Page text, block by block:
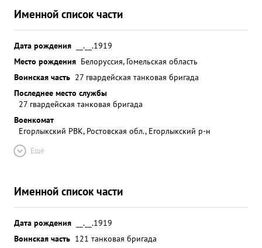
Именной список части
Дата рождения
__.__.1919
Место рождения Белоруссия, Гомельская область
Воинская часть 27 гвардейская танковая бригада
Последнее место службы
27 гвардейская танковая бригада
Военкомат
Егорлыкский РВК, Ростовская обл., Егорлыкский р-н
Ещё
Именной список части
Дата рождения
__.__.1919
Воинская часть 121 танковая бригада